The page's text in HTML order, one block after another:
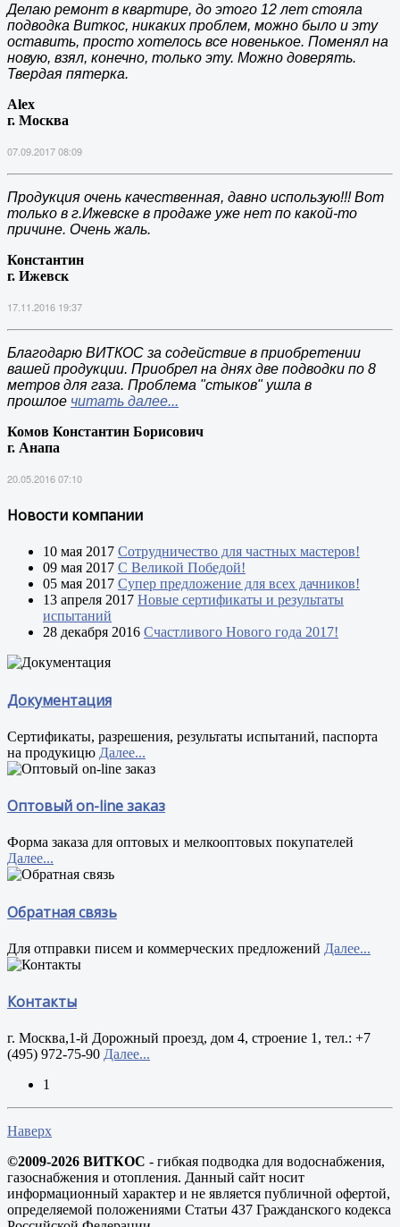
Делаю ремонт в квартире, до этого 12 лет стояла
подводка Виткос, никаких проблем, можно было и эту
оставить, просто хотелось все новенькое. Поменял на
новую, взял, конечно, только эту. Можно доверять.
Твердая пятерка.
Alex
г. Москва
07.09.2017 08:09
Продукция очень качественная, давно использую!!! Вот
только в г.Ижевске в продаже уже нет по какой-то
причине. Очень жаль.
Константин
г. Ижевск
17.11.2016 19:37
Благодарю ВИТКОС за содействие в приобретении
вашей продукции. Приобрел на днях две подводки по 8
метров для газа. Проблема "стыков" ушла в
прошлое читать далее...
Комов Константин Борисович
г. Анапа
20.05.2016 07:10
Новости компании
10 мая 2017 Сотрудничество для частных мастеров!
09 мая 2017 С Великой Победой!
05 мая 2017 Супер предложение для всех дачников!
13 апреля 2017 Новые сертификаты и результаты
испытаний
28 декабря 2016 Счастливого Нового года 2017!
Документация
Сертификаты, разрешения, результаты испытаний, паспорта
на продукицю Далее...
Оптовый on-line заказ
Форма заказа для оптовых и мелкооптовых покупателей
Далее...
Обратная связь
Для отправки писем и коммерческих предложений Далее...
Контакты
г. Москва,1-й Дорожный проезд, дом 4, строение 1, тел.: +7
(495) 972-75-90 Далее...
1
Наверх
©2009-2026 ВИТКОС - гибкая подводка для водоснабжения,
газоснабжения и отопления. Данный сайт носит
информационный характер и не является публичной офертой,
определяемой положениями Статьи 437 Гражданского кодекса